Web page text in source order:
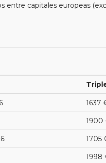
entre capitales europeas
1637
1900
1705
1998